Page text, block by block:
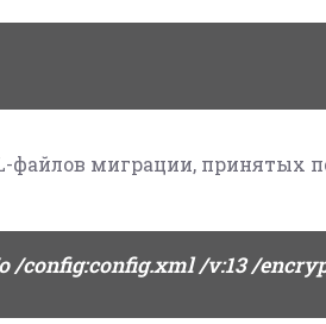
файлов миграции, принятых
config:config.xml /v:13 /